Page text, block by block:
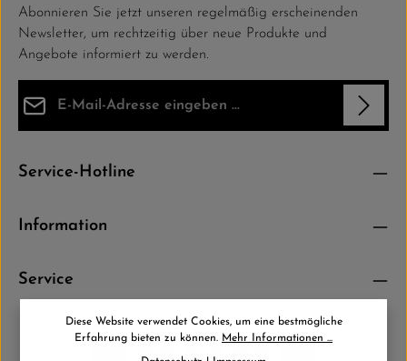
Abonnieren Sie jetzt unseren regelmäßig erscheinenden
Newsletter, um rechtzeitig über neue Produkte und
Angebote informiert zu werden.
Ich habe dieDatenschutzbestimmungen
Die mit einem Stern (*) markierten Felder sind Pflichtfelder.
Service-Hotline
Information
Service
Diese Website verwendet Cookies, um eine bestmögliche
Erfahrung bieten zu können. Mehr Informationen ...